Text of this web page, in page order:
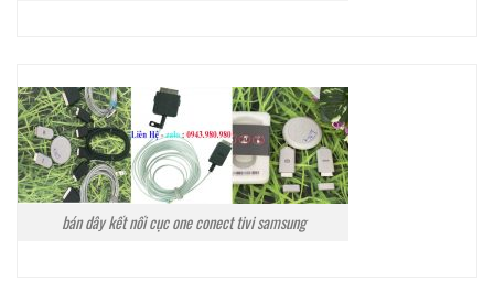
bán dây kết nối cục one conect tivi samsung